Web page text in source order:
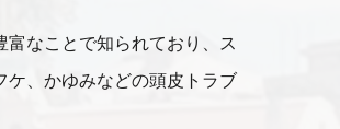
なことで知られており、ス
ケ、かゆみなどの頭皮トラブ